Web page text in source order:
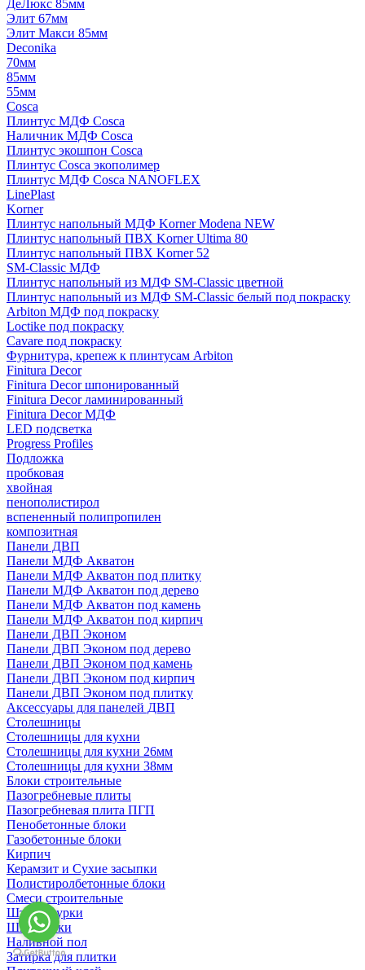
ДеЛюкс 85мм
Элит 67мм
Элит Макси 85мм
Deconika
70мм
85мм
55мм
Cosca
Плинтус МДФ Cosca
Наличник МДФ Cosca
Плинтус экошпон Cosca
Плинтус Cosca экополимер
Плинтус МДФ Cosca NANOFLEX
LinePlast
Korner
Плинтус напольный МДФ Korner Modena NEW
Плинтус напольный ПВХ Korner Ultima 80
Плинтус напольный ПВХ Korner 52
SM-Classic МДФ
Плинтус напольный из МДФ SM-Classic цветной
Плинтус напольный из МДФ SM-Classic белый под покраску
Arbiton МДФ под покраску
Loctike под покраску
Cavare под покраску
Фурнитура, крепеж к плинтусам Arbiton
Finitura Decor
Finitura Decor шпонированный
Finitura Decor ламинированный
Finitura Decor МДФ
LED подсветка
Progress Profiles
Подложка
пробковая
хвойная
пенополистирол
вспененный полипропилен
композитная
Панели ДВП
Панели МДФ Акватон
Панели МДФ Акватон под плитку
Панели МДФ Акватон под дерево
Панели МДФ Акватон под камень
Панели МДФ Акватон под кирпич
Панели ДВП Эконом
Панели ДВП Эконом под дерево
Панели ДВП Эконом под камень
Панели ДВП Эконом под кирпич
Панели ДВП Эконом под плитку
Аксессуары для панелей ДВП
Столешницы
Столешницы для кухни
Столешницы для кухни 26мм
Столешницы для кухни 38мм
Блоки строительные
Пазогребневые плиты
Пазогребневая плита ПГП
Пенобетонные блоки
Газобетонные блоки
Кирпич
Керамзит и Сухие засыпки
Полистиролбетонные блоки
Смеси строительные
Штукартурки
Шпаклевки
Наливной пол
Затирка для плитки